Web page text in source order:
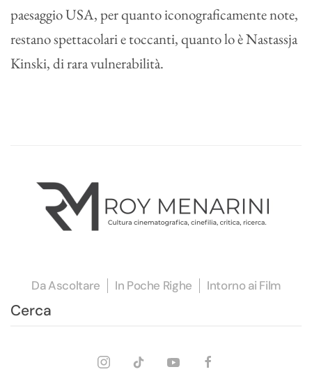
paesaggio USA, per quanto iconograficamente note,
restano spettacolari e toccanti, quanto lo è Nastassja
Kinski, di rara vulnerabilità.
Da Ascoltare In Poche Righe Intorno ai Film